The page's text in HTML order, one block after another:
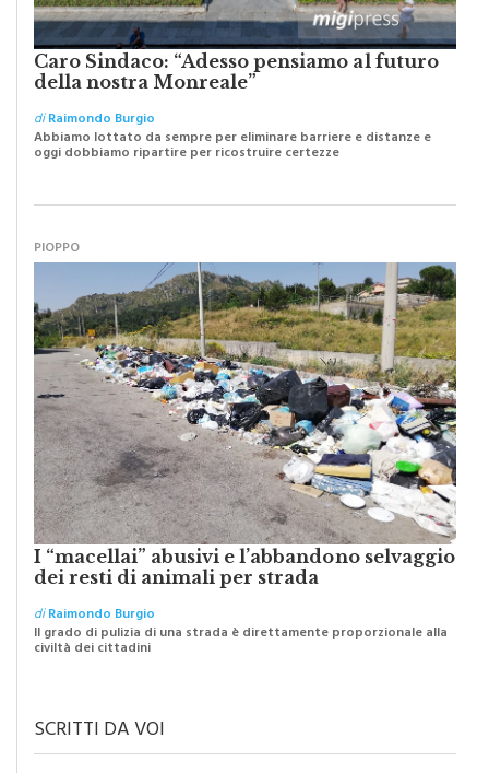
Caro Sindaco: “Adesso pensiamo al futuro
della nostra Monreale”
diRaimondo Burgio
Abbiamo lottato da sempre per eliminare barriere e distanze e
oggi dobbiamo ripartire per ricostruire certezze
PIOPPO
I “macellai” abusivi e l’abbandono selvaggio
dei resti di animali per strada
diRaimondo Burgio
Il grado di pulizia di una strada è direttamente proporzionale alla
civiltà dei cittadini
SCRITTI DA VOI